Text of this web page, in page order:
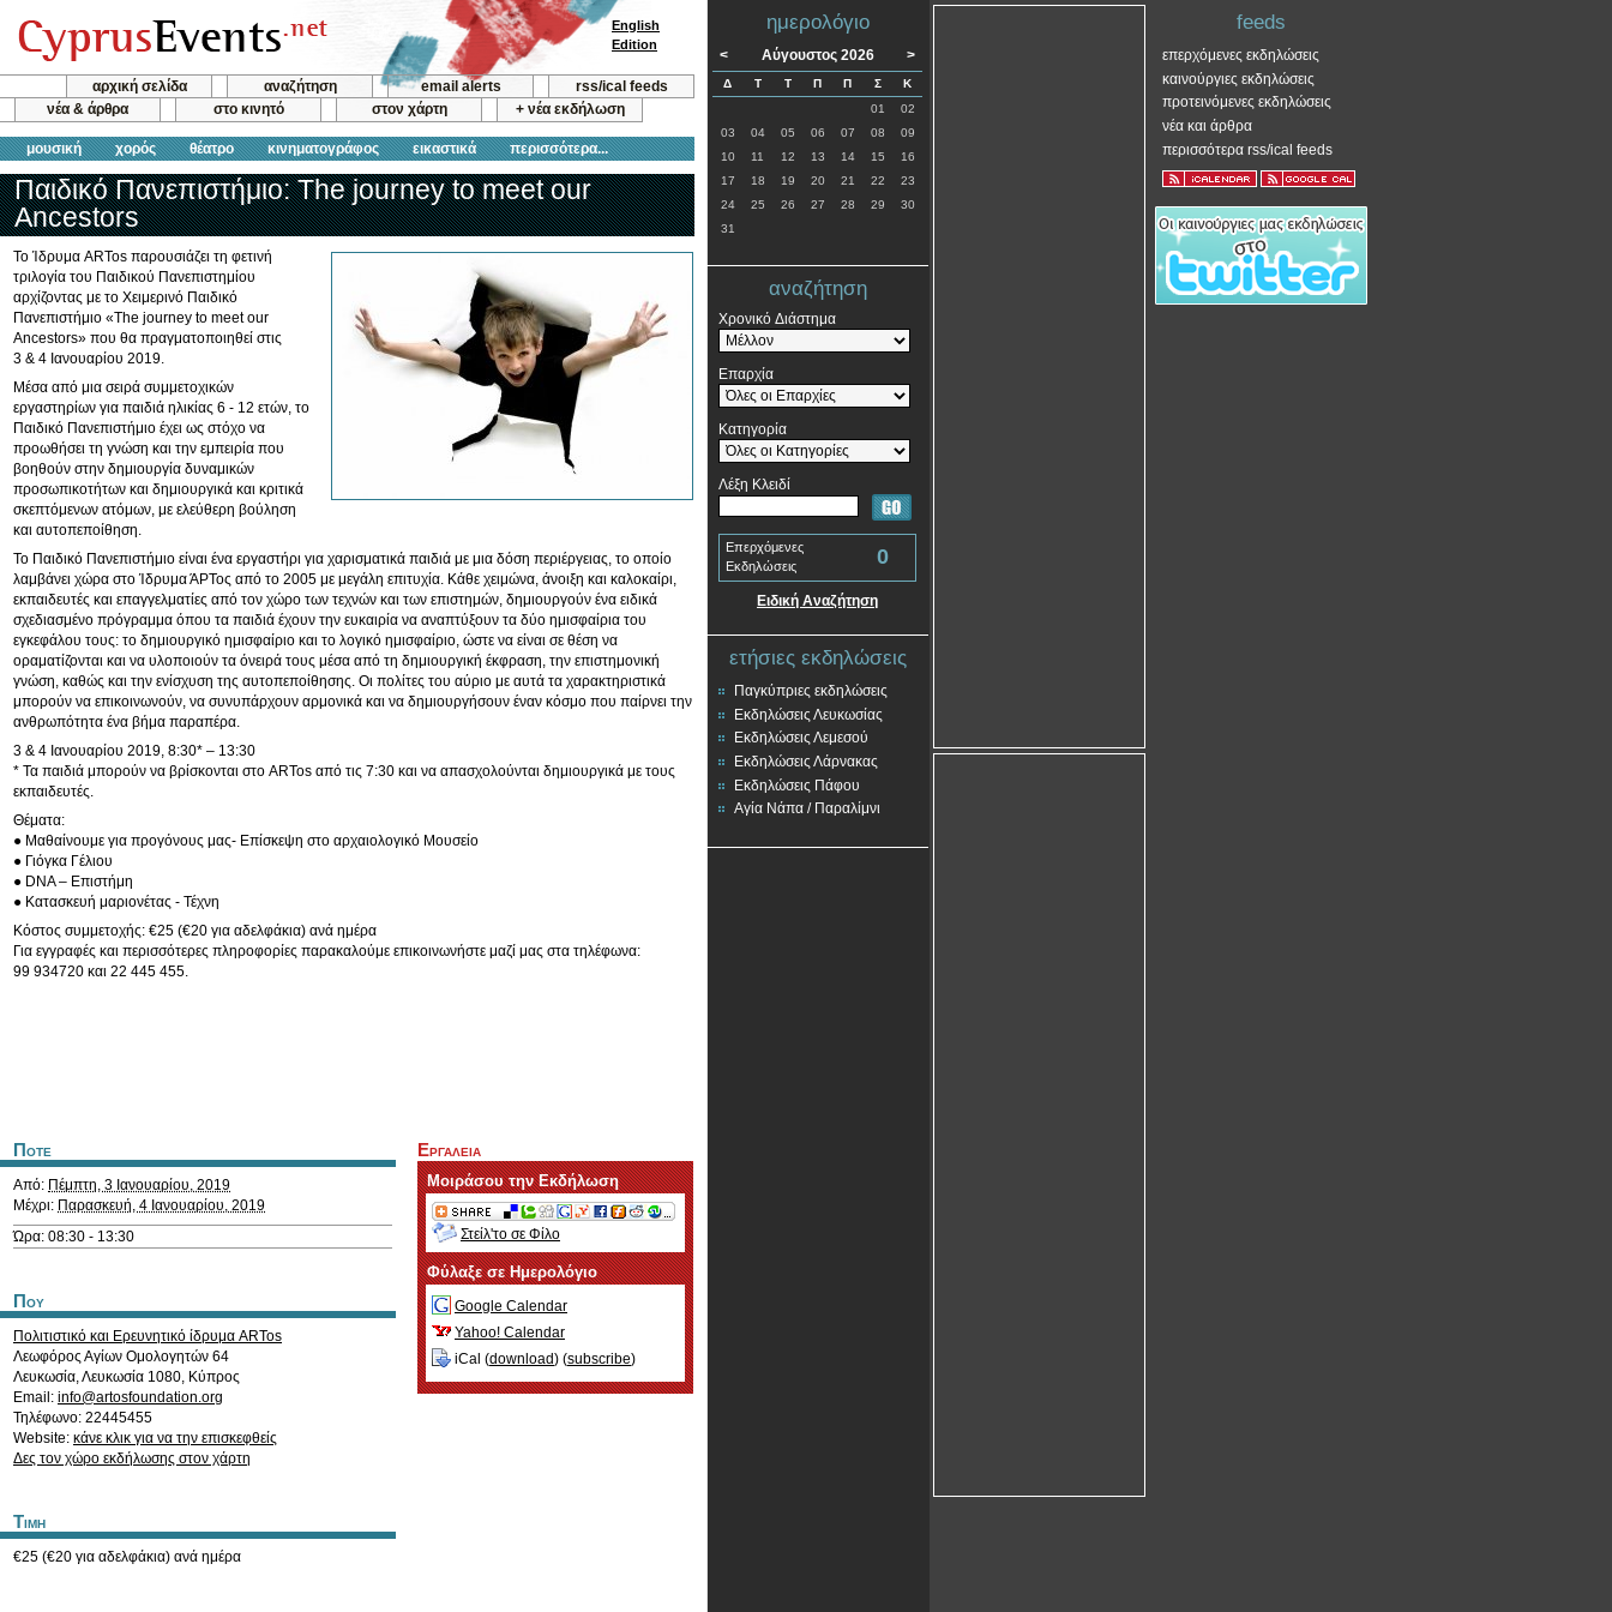
αρχική σελίδα αναζήτηση email alerts
rss/ical feeds
νέα & άρθρα
στο κινητό στον χάρτη + νέα εκδήλωση
μουσική χορός θέατρο κινηματογράφος εικαστικά περισσότερα...
English
Edition
Παιδικό Πανεπιστήμιο: The journey to meet our
Ancestors
Το Ίδρυμα ARTos παρουσιάζει τη φετινή
τριλογία του Παιδικού Πανεπιστημίου
αρχίζοντας με το Χειμερινό Παιδικό
Πανεπιστήμιο «The journey to meet our
Ancestors» που θα πραγματοποιηθεί στις
3 & 4 Ιανουαρίου 2019.
Μέσα από μια σειρά συμμετοχικών
εργαστηρίων για παιδιά ηλικίας 6 - 12 ετών, το
Παιδικό Πανεπιστήμιο έχει ως στόχο να
προωθήσει τη γνώση και την εμπειρία που
βοηθούν στην δημιουργία δυναμικών
προσωπικοτήτων και δημιουργικά και κριτικά
σκεπτόμενων ατόμων, με ελεύθερη βούληση
και αυτοπεποίθηση.
Το Παιδικό Πανεπιστήμιο είναι ένα εργαστήρι για χαρισματικά παιδιά με μια δόση περιέργειας, το οποίο
λαμβάνει χώρα στο Ίδρυμα ΆΡΤος από το 2005 με μεγάλη επιτυχία. Κάθε χειμώνα, άνοιξη και καλοκαίρι,
εκπαιδευτές και επαγγελματίες από τον χώρο των τεχνών και των επιστημών, δημιουργούν ένα ειδικά
σχεδιασμένο πρόγραμμα όπου τα παιδιά έχουν την ευκαιρία να αναπτύξουν τα δύο ημισφαίρια του
εγκεφάλου τους: το δημιουργικό ημισφαίριο και το λογικό ημισφαίριο, ώστε να είναι σε θέση να
οραματίζονται και να υλοποιούν τα όνειρά τους μέσα από τη δημιουργική έκφραση, την επιστημονική
γνώση, καθώς και την ενίσχυση της αυτοπεποίθησης. Οι πολίτες του αύριο με αυτά τα χαρακτηριστικά
μπορούν να επικοινωνούν, να συνυπάρχουν αρμονικά και να δημιουργήσουν έναν κόσμο που παίρνει την
ανθρωπότητα ένα βήμα παραπέρα.
3 & 4 Ιανουαρίου 2019, 8:30* – 13:30
* Τα παιδιά μπορούν να βρίσκονται στο ARTos από τις 7:30 και να απασχολούνται δημιουργικά με τους
εκπαιδευτές.
Θέματα:
● Μαθαίνουμε για προγόνους μας- Επίσκεψη στο αρχαιολογικό Μουσείο
● Γιόγκα Γέλιου
● DNA – Επιστήμη
● Κατασκευή μαριονέτας - Τέχνη
Κόστος συμμετοχής: €25 (€20 για αδελφάκια) ανά ημέρα
Για εγγραφές και περισσότερες πληροφορίες παρακαλούμε επικοινωνήστε μαζί μας στα τηλέφωνα:
99 934720 και 22 445 455.
Ποτε
Από: Πέμπτη, 3 Ιανουαρίου, 2019
Μέχρι: Παρασκευή, 4 Ιανουαρίου, 2019
Ώρα: 08:30 - 13:30
Που
Πολιτιστικό και Ερευνητικό ίδρυμα ARTos
Λεωφόρος Αγίων Ομολογητών 64
Λευκωσία,Λευκωσία 1080, Κύπρος
Email: info@artosfoundation.org
Τηλέφωνο: 22445455
Website: κάνε κλικ για να την επισκεφθείς
Δες τον χώρο εκδήλωσης στον χάρτη
Τιμη
€25 (€20 για αδελφάκια) ανά ημέρα
Εργαλεια
Μοιράσου την Εκδήλωση
Στείλ'το σε Φίλο
Φύλαξε σε Ημερολόγιο
Google Calendar
Yahoo! Calendar
iCal (download) (subscribe)
ημερολόγιο
< Αύγουστος 2026 >
Δ Τ Τ Π Π Σ
Κ
01
02
03
04 05 06 07 08
09
10
11 12 13 14 15
16
17
18 19 20 21 22
23
24
25 26 27 28 29
30
31
αναζήτηση
Χρονικό Διάστημα
Επαρχία
Κατηγορία
Λέξη Κλειδί
Επερχόμενες
Εκδηλώσεις
0
Ειδική Αναζήτηση
ετήσιες εκδηλώσεις
Παγκύπριες εκδηλώσεις
Εκδηλώσεις Λευκωσίας
Εκδηλώσεις Λεμεσού
Εκδηλώσεις Λάρνακας
Εκδηλώσεις Πάφου
Αγία Νάπα / Παραλίμνι
feeds
επερχόμενες εκδηλώσεις
καινούργιες εκδηλώσεις
προτεινόμενες εκδηλώσεις
νέα και άρθρα
περισσότερα rss/ical feeds